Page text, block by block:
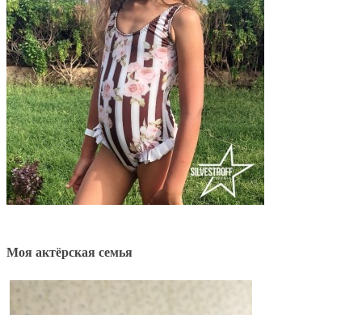
Моя актёрская семья